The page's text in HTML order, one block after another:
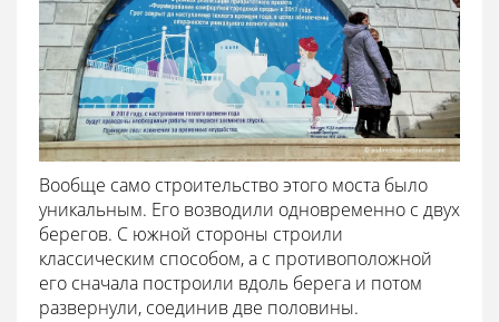
Вообще само строительство этого моста было
уникальным. Его возводили одновременно с двух
берегов. С южной стороны строили
классическим способом, а с противоположной
его сначала построили вдоль берега и потом
развернули, соединив две половины.